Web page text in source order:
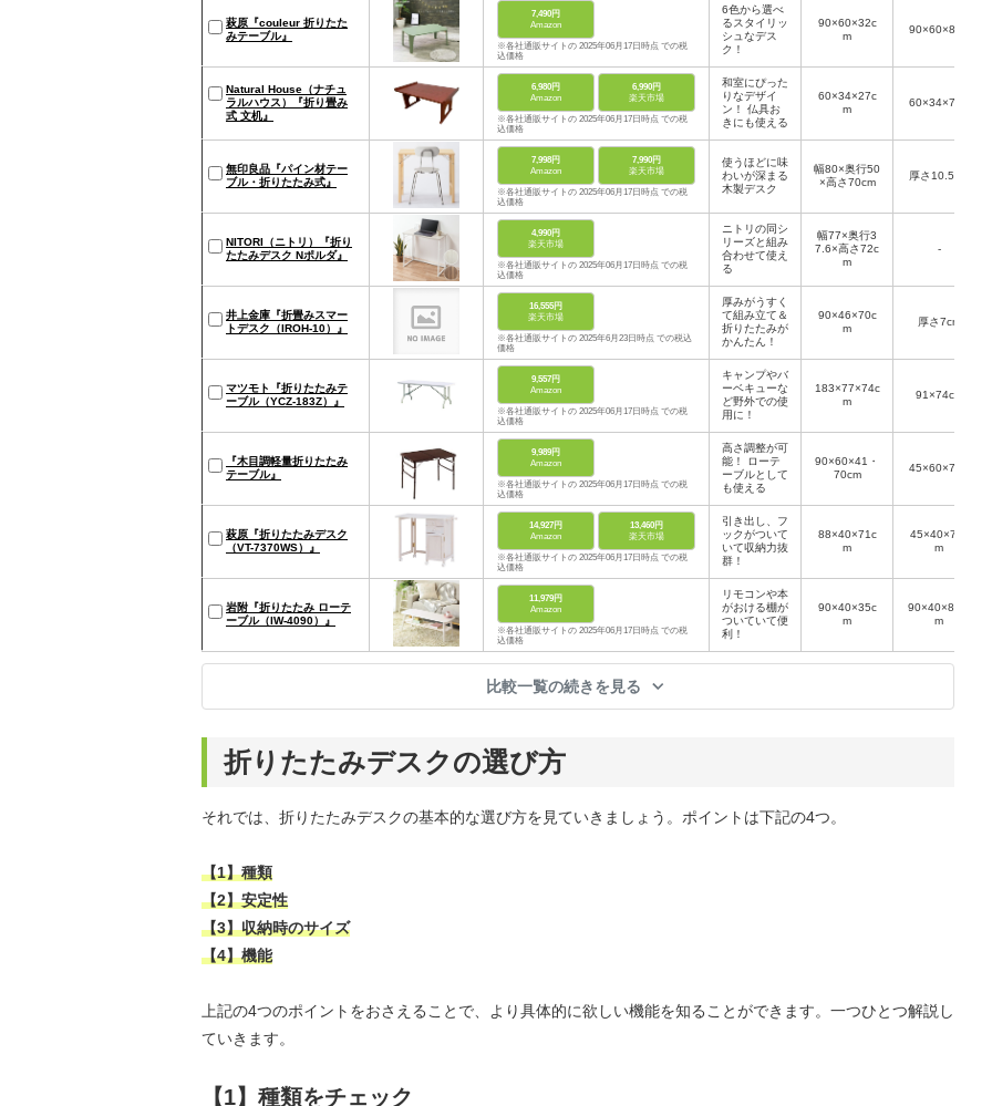
萩原『couleur 折りたた
みテーブル』
7,490円
Amazon
※各社通販サイトの 2025年06月17日時点 での税
込価格
6色から選べ
るスタイリッ
シュなデス
ク！
90×60×32c
m
90×60×8cm
Natural House（ナチュ
ラルハウス）『折り畳み
式 文机』
6,980円
Amazon
6,990円
楽天市場
※各社通販サイトの 2025年06月17日時点 での税
込価格
和室にぴった
りなデザイ
ン！ 仏具お
きにも使える
60×34×27c
m
60×34×7cm
無印良品『パイン材テー
ブル・折りたたみ式』
7,998円
Amazon
7,990円
楽天市場
※各社通販サイトの 2025年06月17日時点 での税
込価格
使うほどに味
わいが深まる
木製デスク
幅80×奥行50
×高さ70cm
厚さ10.5cm
NITORI（ニトリ）『折り
たたみデスク Nポルダ』
4,990円
楽天市場
※各社通販サイトの 2025年06月17日時点 での税
込価格
ニトリの同シ
リーズと組み
合わせて使え
る
幅77×奥行3
7.6×高さ72c
m
‐
井上金庫『折畳みスマー
トデスク（IROH-10）』
16,555円
楽天市場
※各社通販サイトの 2025年6月23日時点 での税込
価格
厚みがうすく
て組み立て＆
折りたたみが
かんたん！
90×46×70c
m
厚さ7cm
マツモト『折りたたみテ
ーブル（YCZ-183Z）』
9,557円
Amazon
※各社通販サイトの 2025年06月17日時点 での税
込価格
キャンプやバ
ーベキューな
ど野外での使
用に！
183×77×74c
m
91×74cm
『木目調軽量折りたたみ
テーブル』
9,989円
Amazon
※各社通販サイトの 2025年06月17日時点 での税
込価格
高さ調整が可
能！ ローテ
ーブルとして
も使える
90×60×41・
70cm
45×60×7cm
萩原『折りたたみデスク
（VT-7370WS）』
14,927円
Amazon
13,460円
楽天市場
※各社通販サイトの 2025年06月17日時点 での税
込価格
引き出し、フ
ックがついて
いて収納力抜
群！
88×40×71c
m
45×40×71c
m
岩附『折りたたみ ローテ
ーブル（IW-4090）』
11,979円
Amazon
※各社通販サイトの 2025年06月17日時点 での税
込価格
リモコンや本
がおける棚が
ついていて便
利！
90×40×35c
m
90×40×8.2c
m
比較一覧の続きを見る
折りたたみデスクの選び方
それでは、折りたたみデスクの基本的な選び方を見ていきましょう。ポイントは下記の4つ。
【1】種類
【2】安定性
【3】収納時のサイズ
【4】機能
上記の4つのポイントをおさえることで、より具体的に欲しい機能を知ることができます。一つひとつ解説し
ていきます。
【1】種類をチェック